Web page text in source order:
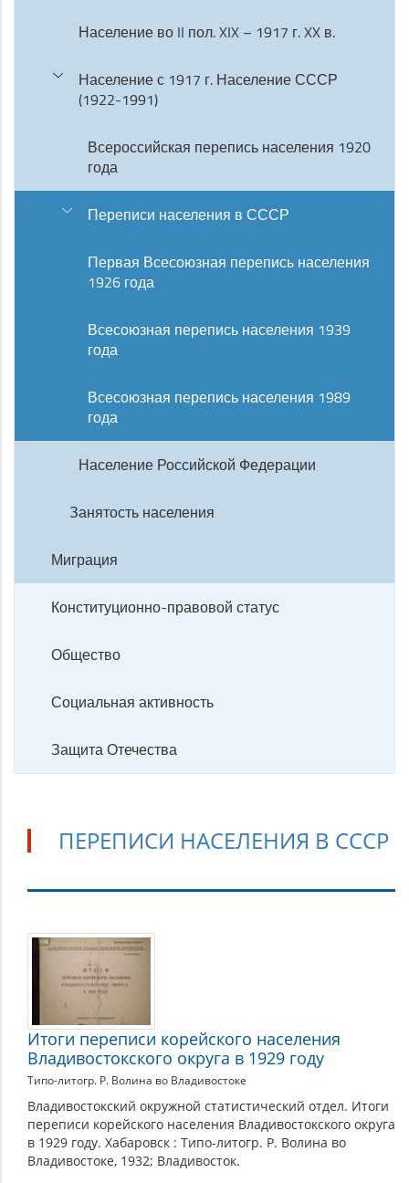
Население во II пол. XIX – 1917 г. XX в.
Население с 1917 г. Население СССР
(1922-1991)
Всероссийская перепись населения 1920
года
Переписи населения в СССР
Первая Всесоюзная перепись населения
1926 года
Всесоюзная перепись населения 1939
года
Всесоюзная перепись населения 1989
года
Население Российской Федерации
Занятость населения
Миграция
Конституционно-правовой статус
Общество
Социальная активность
Защита Отечества
ПЕРЕПИСИ НАСЕЛЕНИЯ В СССР
Переписи
населения
СССР
Итоги переписи корейского населения
Владивостокского округа в 1929 году
Типо-литогр. Р. Волина во Владивостоке
Владивостокский окружной статистический отдел. Итоги
переписи корейского населения Владивостокского округа
в 1929 году. Хабаровск : Типо-литогр. Р. Волина во
Владивостоке, 1932; Владивосток.